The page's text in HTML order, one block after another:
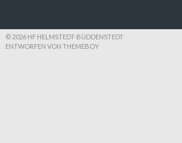
© 2026 HF HELMSTEDT-BÜDDENSTEDT
ENTWORFEN VON THEMEBOY